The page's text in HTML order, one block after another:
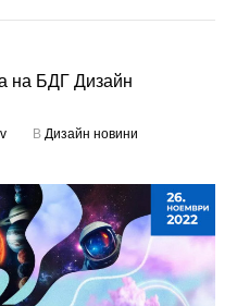
на БДГ Дизайн
В Дизайн новини